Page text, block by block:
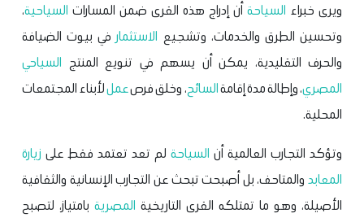
ويرى خبراء السياحة أن إدراج هذه القرى ضمن المسارات السياحية،
وتحسين الطرق والخدمات، وتشجيع الاستثمارفي بيوت الضيافة
والحرف التقليدية، يمكن أن يسهم في تنويع المنتج السياحي
المصري، وإطالة مدة إقامةالسائح، وخلق فرصعمللأبناء المجتمعات
المحلية.
وتؤكد التجارب العالمية أن السياحة لم تعد تعتمد فقط على زيارة
المعابد والمتاحف، بل أصبحت تبحث عن التجارب الإنسانية والثقافية
الأصيلة، وهو ما تمتلكه القرى التاريخية المصرية بامتياز، لتصبح